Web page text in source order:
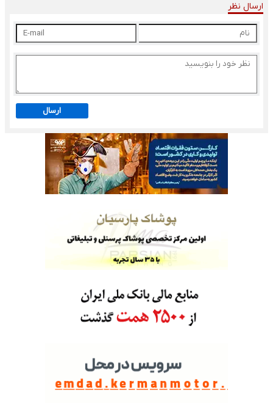
ارسال نظر
ارسال